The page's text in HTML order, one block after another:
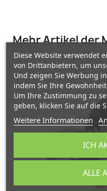
Mehr Artikel der
Diese Website verwendet
von Drittanbietern, um
Und zeigen Sie Werbung
indem Sie Ihre
Um Ihre Zustimmung zu
geben, klicken Sie auf die
Weitere Informationen
ALLE
ICH